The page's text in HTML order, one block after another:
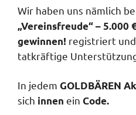
Wir haben uns nämlich
„Vereinsfreude“ – 5.000
gewinnen! registriert
tatkräftige
In jedem GOLDBÄREN
sich innen ein Code.